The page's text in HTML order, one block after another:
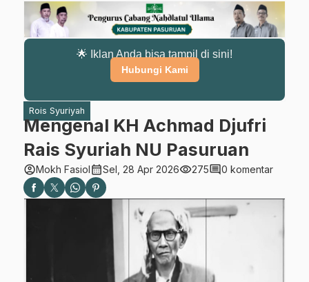
🌟 Iklan Anda bisa tampil di sini!
Hubungi Kami
Rois Syuriyah
Mengenal KH Achmad Djufri
Rais Syuriah NU Pasuruan
account_circleMokh Fasiolcalendar_monthSel, 28 Apr 2026visibility275comment0 komentar